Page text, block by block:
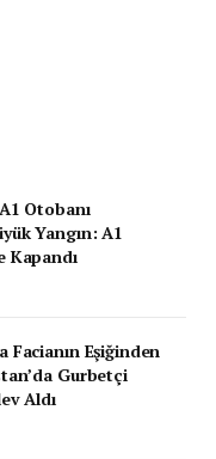
Otobanı
Yangın: A1
Kapandı
Facianın Eşiğinden
Gurbetçi
Aldı